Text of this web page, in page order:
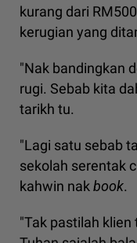
kurang dari
kerugian yang
"Nak bandingkan
rugi. Sebab kita
tarikh tu.
"Lagi satu sebab
sekolah serentak
kahwin nakbook.
"Tak pastilah